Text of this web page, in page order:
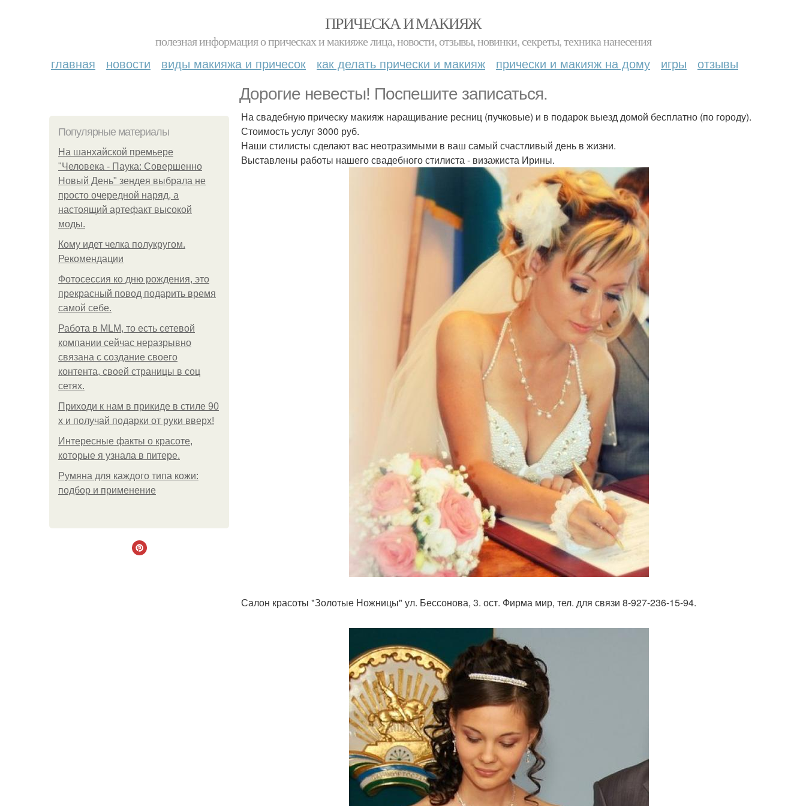
ПРИЧЕСКА И МАКИЯЖ
полезная информация о прическах и макияже лица, новости, отзывы, новинки, секреты, техника нанесения
главная новости виды макияжа и причесок как делать прически и макияж прически и макияж на дому игры отзывы
Дорогие невесты! Поспешите записаться.
Популярные материалы
На шанхайской премьере
"Человека - Паука: Совершенно
Новый День" зендея выбрала не
просто очередной наряд, а
настоящий артефакт высокой
моды.
Кому идет челка полукругом.
Рекомендации
Фотосессия ко дню рождения, это
прекрасный повод подарить время
самой себе.
Работа в MLM, то есть сетевой
компании сейчас неразрывно
связана с создание своего
контента, своей страницы в соц
сетях.
Приходи к нам в прикиде в стиле 90
х и получай подарки от руки вверх!
Интересные факты о красоте,
которые я узнала в питере.
Румяна для каждого типа кожи:
подбор и применение
На свадебную прическу макияж наращивание ресниц (пучковые) и в подарок выезд домой бесплатно (по городу).
Стоимость услуг 3000 руб.
Наши стилисты сделают вас неотразимыми в ваш самый счастливый день в жизни.
Выставлены работы нашего свадебного стилиста - визажиста Ирины.
Салон красоты "Золотые Ножницы" ул. Бессонова, 3. ост. Фирма мир, тел. для связи 8-927-236-15-94.